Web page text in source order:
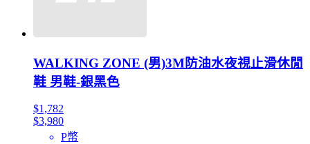
WALKING ZONE (男)3M防油水夜視止滑休閒
鞋 男鞋-銀黑色
$1,782
$3,980
P幣